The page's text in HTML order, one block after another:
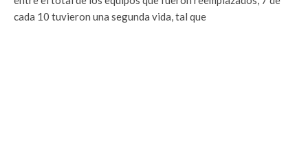
cada 10 tuvieron una segunda vida, tal que